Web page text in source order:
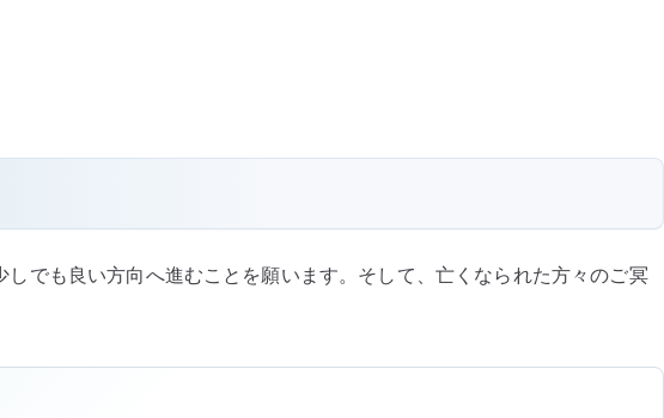
でも良い方向へ進むことを願います。そして、亡くなられた方々のご冥